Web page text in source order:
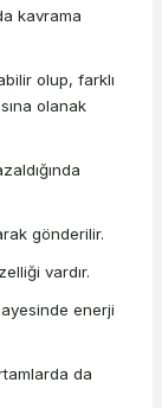
kavrama
olup, farklı
olanak
gönderilir.
vardır.
enerji
da